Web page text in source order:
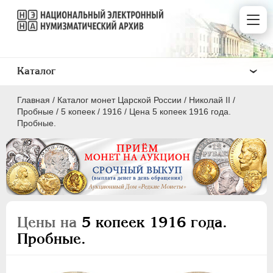
Главная / Каталог монет Царской России / Николай II /
Пробные / 5 копеек / 1916 / Цена 5 копеек 1916 года.
Пробные.
Цены на 5 копеек 1916 года.
Пробные.
Каталог
ПEТР I 1699 - 1725
ЕКАТЕРИНА I 1725-1727
АННА ИОАННОВНА 1730-1740
ИОАНН АНТОНОВИЧ